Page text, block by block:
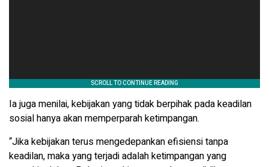
Ia juga menilai, kebijakan yang tidak berpihak pada keadilan
sosial hanya akan memperparah ketimpangan.
“Jika kebijakan terus mengedepankan efisiensi tanpa
keadilan, maka yang terjadi adalah ketimpangan yang